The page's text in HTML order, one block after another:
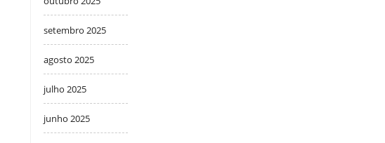
setembro 2025
agosto 2025
julho 2025
junho 2025